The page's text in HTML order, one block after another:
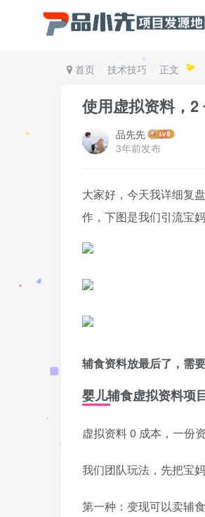
首页 技术技巧 正文
使用虚拟资料，
品先先
3年前发布
大家好，今天我详细复
作，下图是我们引流宝
辅食资料放最后了，需要
婴儿辅食虚拟资料项
虚拟资料 0 成本，一份
我们团队玩法，先把宝
第一种：变现可以卖辅食